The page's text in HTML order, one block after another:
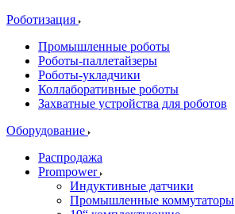
Роботизация
Промышленные роботы
Роботы-паллетайзеры
Роботы-укладчики
Коллаборативные роботы
Захватные устройства для роботов
Оборудование
Распродажа
Prompower
Индуктивные датчики
Промышленные коммутаторы